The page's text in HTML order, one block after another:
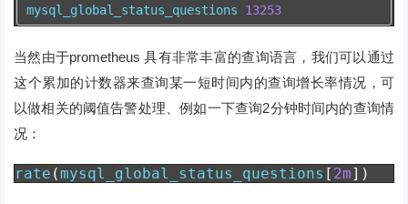
mysql_global_status_questions 13253
当然由于prometheus 具有非常丰富的查询语言，我们可以通过
这个累加的计数器来查询某一短时间内的查询增长率情况，可
以做相关的阈值告警处理、例如一下查询2分钟时间内的查询情
况：
rate (mysql_global_status_questions [ 2m])